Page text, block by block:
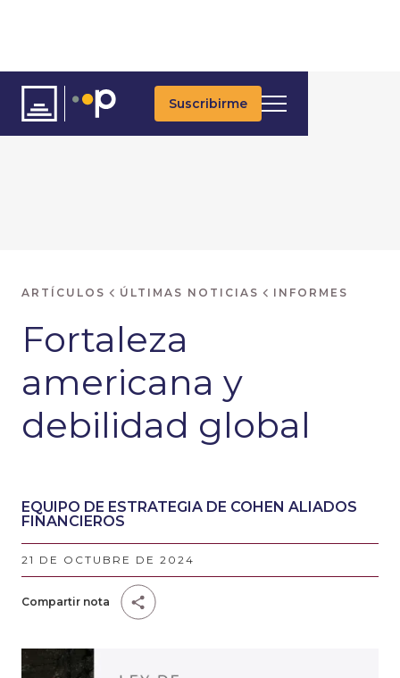
Suscribirme
ARTÍCULOS ÚLTIMAS NOTICIAS INFORMES
Fortaleza
americana y
debilidad global
EQUIPO DE ESTRATEGIA DE COHEN ALIADOS
FINANCIEROS
21 DE OCTUBRE DE 2024
Compartir nota